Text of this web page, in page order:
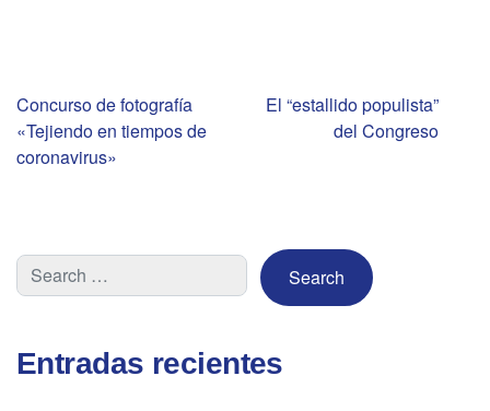
Navegación
de
Concurso de fotografía
«Tejiendo en tiempos de
coronavirus»
El “estallido populista”
del Congreso
Entradas recientes